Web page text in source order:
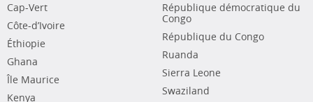
Cap-Vert
Côte-d’Ivoire
Éthiopie
Ghana
Île Maurice
Kenya
République démocratique du
Congo
République du Congo
Ruanda
Sierra Leone
Swaziland